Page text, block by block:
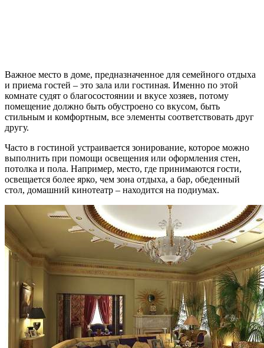
Важное место в доме, предназначенное для семейного отдыха
и приема гостей – это зала или гостиная. Именно по этой
комнате судят о благосостоянии и вкусе хозяев, потому
помещение должно быть обустроено со вкусом, быть
стильным и комфортным, все элементы соответствовать друг
другу.
Часто в гостиной устраивается зонирование, которое можно
выполнить при помощи освещения или оформления стен,
потолка и пола. Например, место, где принимаются гости,
освещается более ярко, чем зона отдыха, а бар, обеденный
стол, домашний кинотеатр – находится на подиумах.